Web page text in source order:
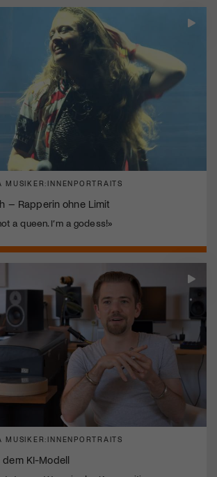
MUSIKER:INNENPORTRAITS
– Rapperin ohne Limit
a queen. I’m a godess!»
MUSIKER:INNENPORTRAITS
KI-Modell